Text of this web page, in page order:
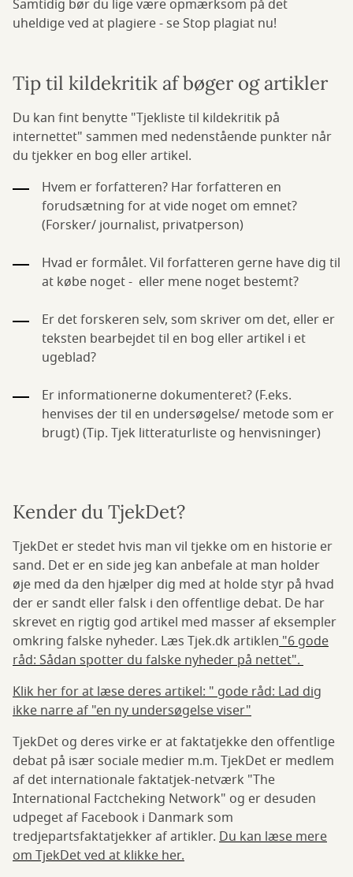
Samtidig bør du lige være opmærksom på det
uheldige ved at plagiere - se Stop plagiat nu!
Tip til kildekritik af bøger og artikler
Du kan fint benytte "Tjekliste til kildekritik på
internettet" sammen med nedenstående punkter når
du tjekker en bog eller artikel.
Hvem er forfatteren? Har forfatteren en
forudsætning for at vide noget om emnet?
(Forsker/ journalist, privatperson)
Hvad er formålet. Vil forfatteren gerne have dig til
at købe noget - eller mene noget bestemt?
Er det forskeren selv, som skriver om det, eller er
teksten bearbejdet til en bog eller artikel i et
ugeblad?
Er informationerne dokumenteret? (F.eks.
henvises der til en undersøgelse/ metode som er
brugt) (Tip. Tjek litteraturliste og henvisninger)
Kender du TjekDet?
TjekDet er stedet hvis man vil tjekke om en historie er
sand. Det er en side jeg kan anbefale at man holder
øje med da den hjælper dig med at holde styr på hvad
der er sandt eller falsk i den offentlige debat. De har
skrevet en rigtig god artikel med masser af eksempler
omkring falske nyheder. Læs Tjek.dk artiklen"6 gode
råd: Sådan spotter du falske nyheder på nettet".
Klik her for at læse deres artikel: " gode råd: Lad dig
ikke narre af "en ny undersøgelse viser"
TjekDet og deres virke er at faktatjekke den offentlige
debat på især sociale medier m.m. TjekDet er medlem
af det internationale faktatjek-netværk "The
International Factcheking Network" og er desuden
udpeget af Facebook i Danmark som
tredjepartsfaktatjekker af artikler. Du kan læse mere
om TjekDet ved at klikke her.